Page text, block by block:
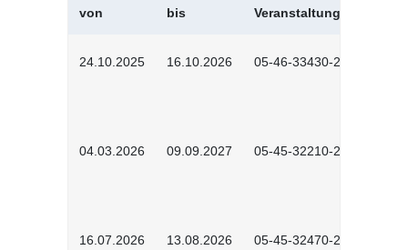
von bis Veranstaltungskürzel
24.10.2025 16.10.2026 05-46-33430-2501
04.03.2026 09.09.2027 05-45-32210-2601
16.07.2026 13.08.2026 05-45-32470-2601